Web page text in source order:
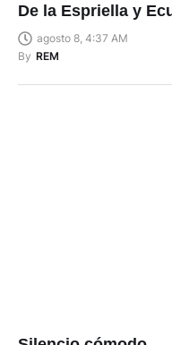
De la Espriella y
agosto 8, 4:37 AM
By REM